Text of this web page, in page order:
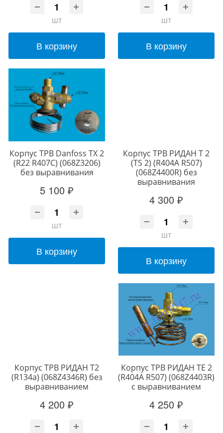
шт
В корзину
шт
В корзину
Корпус ТРВ Danfoss TX 2
(R22 R407С) (068Z3206)
без выравнивания
5 100 ₽
шт
В корзину
Корпус ТРВ РИДАН T 2
(TS 2) (R404A R507)
(068Z4400R) без
выравнивания
4 300 ₽
шт
В корзину
Корпус ТРВ РИДАН T2
(R134a) (068Z4346R) без
выравниванием
4 200 ₽
Корпус ТРВ РИДАН TE 2
(R404A R507) (068Z4403R)
c выравниванием
4 250 ₽